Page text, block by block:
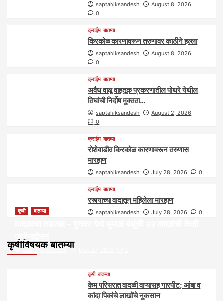
saptahiksandesh
August 8, 2026
0
क्राईम बातम्या
किरकोळ कारणावरून तरुणावर काठीने हल्ला
saptahiksandesh
August 8, 2026
0
क्राईम बातम्या
अवैध वाळू वाहतूक प्रकरणातील पोथरे येथील
तिघांची निर्दोष मुक्तता…
saptahiksandesh
August 2, 2026
0
क्राईम बातम्या
रोशेवाडीत किरकोळ कारणावरून तरुणास
मारहाण
saptahiksandesh July 28, 2026 0
क्राईम बातम्या
रस्त्याच्या वादातून महिलेला मारहाण
saptahiksandesh July 28, 2026 0
कृषीविषयक बातम्या
कृषी बातम्या
saptahiksandesh
कृषी बातम्या
केम परिसरात वादळी वाऱ्यासह गारपीट; आंबा व
कांदा पिकांचे लाखोंचे नुकसान